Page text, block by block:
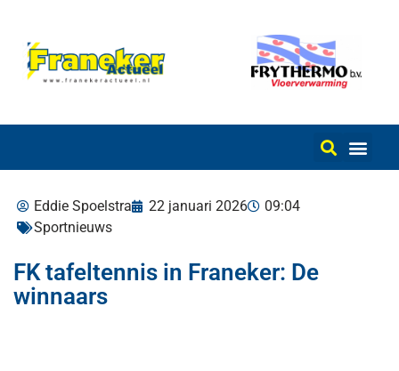
Eddie Spoelstra 22 januari 2026
09:04
Sportnieuws
FK tafeltennis in Franeker: De
winnaars